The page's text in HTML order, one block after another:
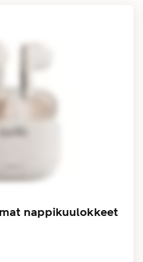
nappikuulokkeet